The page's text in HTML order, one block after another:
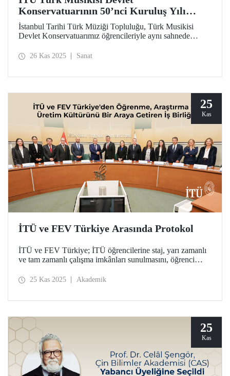
Konservatuarının 50’nci Kuruluş Yılı
Münasebetiyle “Yarım Asra Vefa” Konseri
İstanbul Tarihi Türk Müziği Topluluğu, Türk Musikisi
Devlet Konservatuarımız öğrencileriyle aynı sahnede
Asra Vefa” konserini düzenledi.
26 Kas 2025 Sanat
25
Kas
İTÜ ve FEV Türkiye Arasında Protokol
İTÜ ve FEV Türkiye; İTÜ öğrencilerine staj, yarı zamanlı
ve tam zamanlı çalışma imkânları sunulmasını, öğrenci
fırsatlarının geliştirilmesini ve tez çalışmalarına yönelik
25 Kas 2025 Akademik
25
Kas